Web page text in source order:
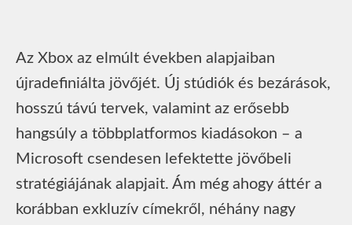
Az Xbox az elmúlt években alapjaiban
újradefiniálta jövőjét. Új stúdiók és bezárások,
hosszú távú tervek, valamint az erősebb
hangsúly a többplatformos kiadásokon – a
Microsoft csendesen lefektette jövőbeli
stratégiájának alapjait. Ám még ahogy áttér a
korábban exkluzív címekről, néhány nagy